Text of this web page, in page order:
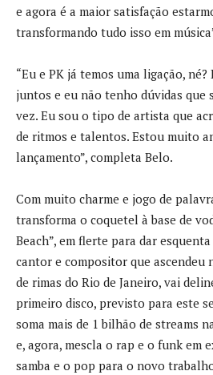
e agora é a maior satisfação
transformando tudo isso em
“Eu e PK já temos uma ligação, né?
juntos e eu não tenho dúvidas que
vez. Eu sou o tipo de artista que
de ritmos e talentos. Estou muito
lançamento”, completa Belo.
Com muito charme e jogo de
transforma o coquetel à base de
Beach”, em flerte para dar
cantor e compositor que ascendeu
de rimas do Rio de Janeiro, vai
primeiro disco, previsto para este
soma mais de 1 bilhão de streams
e, agora, mescla o rap e o funk em
samba e o pop para o novo